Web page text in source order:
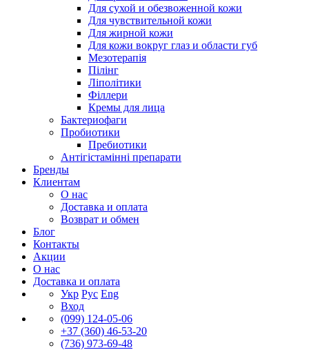
Для сухой и обезвоженной кожи
Для чувствительной кожи
Для жирной кожи
Для кожи вокруг глаз и области губ
Мезотерапія
Пілінг
Ліполітики
Філлери
Кремы для лица
Бактериофаги
Пробиотики
Пребиотики
Антігістамінні препарати
Бренды
Клиентам
О нас
Доставка и оплата
Возврат и обмен
Блог
Контакты
Акции
О нас
Доставка и оплата
Укр Рус Eng
Вход
(099) 124-05-06
+37 (360) 46-53-20
(736) 973-69-48